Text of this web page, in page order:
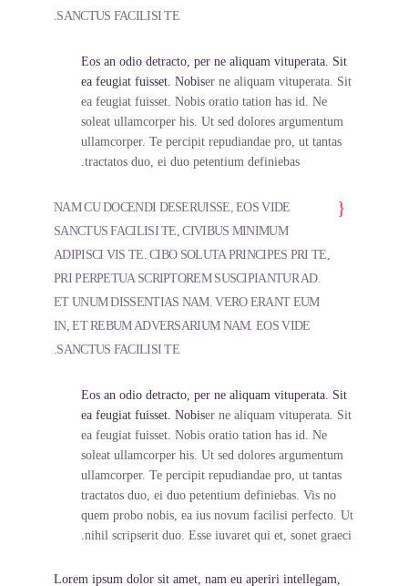
SANCTUS FACILISI TE.
Eos an odio detracto, per ne aliquam vituperata. Sit
ea feugiat fuisset. Nobiser ne aliquam vituperata. Sit
ea feugiat fuisset. Nobis oratio tation has id. Ne
soleat ullamcorper his. Ut sed dolores argumentum
ullamcorper. Te percipit repudiandae pro, ut tantas
tractatos duo, ei duo petentium definiebas.
NAM CU DOCENDI DESERUISSE, EOS VIDE
SANCTUS FACILISI TE, CIVIBUS MINIMUM
ADIPISCI VIS TE. CIBO SOLUTA PRINCIPES PRI TE,
PRI PERPETUA SCRIPTOREM SUSCIPIANTUR AD.
ET UNUM DISSENTIAS NAM. VERO ERANT EUM
IN, ET REBUM ADVERSARIUM NAM. EOS VIDE
SANCTUS FACILISI TE.
Eos an odio detracto, per ne aliquam vituperata. Sit
ea feugiat fuisset. Nobiser ne aliquam vituperata. Sit
ea feugiat fuisset. Nobis oratio tation has id. Ne
soleat ullamcorper his. Ut sed dolores argumentum
ullamcorper. Te percipit repudiandae pro, ut tantas
tractatos duo, ei duo petentium definiebas. Vis no
quem probo nobis, ea ius novum facilisi perfecto. Ut
nihil scripserit duo. Esse iuvaret qui et, sonet graeci.
Lorem ipsum dolor sit amet, nam eu aperiri intellegam,